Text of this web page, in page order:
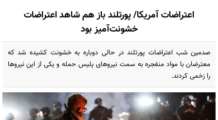
اعتراضات آمریکا/ پورتلند باز هم شاهد اعتراضات
خشونت‌آمیز بود
صدمین شب اعتراضات پورتلند در حالی دوباره به خشونت کشیده شد که
معترضان با مواد منفجره به سمت نیروهای پلیس حمله و یکی از این نیرو‌ها
را زخمی کردند.